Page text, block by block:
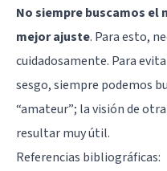
No siempre buscamos
mejor ajuste. Para esto,
cuidadosamente. Para
sesgo, siempre podemos
“amateur”; la visión de
resultar muy útil.
Referencias bibliográficas: